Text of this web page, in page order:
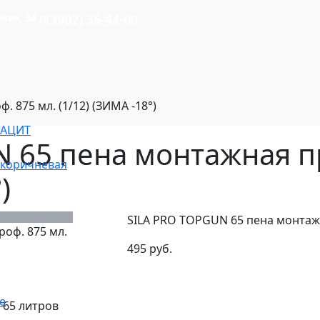
875 мл. (1/12) (ЗИМА -18°)
65 пена монтажная
SILA PRO TOPGUN 65 пена
495 руб.
литров